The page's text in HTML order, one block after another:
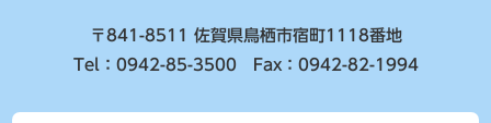
〒841-8511 佐賀県鳥栖市宿町1118番地
Tel：0942-85-3500 Fax：0942-82-1994